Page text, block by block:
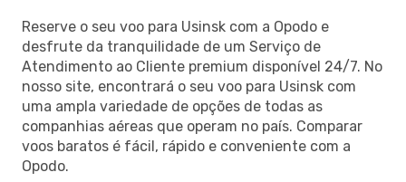
Reserve o seu voo para Usinsk com a Opodo e
desfrute da tranquilidade de um Serviço de
Atendimento ao Cliente premium disponível 24/7. No
nosso site, encontrará o seu voo para Usinsk com
uma ampla variedade de opções de todas as
companhias aéreas que operam no país. Comparar
voos baratos é fácil, rápido e conveniente com a
Opodo.